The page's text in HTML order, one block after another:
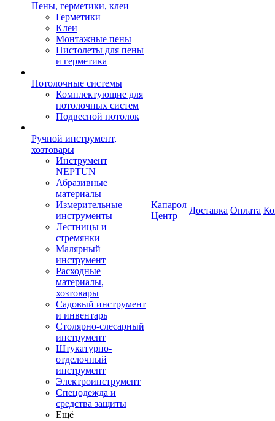
Пены, герметики, клеи
Герметики
Клеи
Монтажные пены
Пистолеты для пены
и герметика
Потолочные системы
Комплектующие для
потолочных систем
Подвесной потолок
Ручной инструмент,
хозтовары
Инструмент
NEPTUN
Абразивные
материалы
Измерительные
инструменты
Лестницы и
стремянки
Малярный
инструмент
Расходные
материалы,
хозтовары
Садовый инструмент
и инвентарь
Столярно-слесарный
инструмент
Штукатурно-
отделочный
инструмент
Электроинструмент
Спецодежда и
средства защиты
Ещё
Капарол
Центр
Доставка Оплата